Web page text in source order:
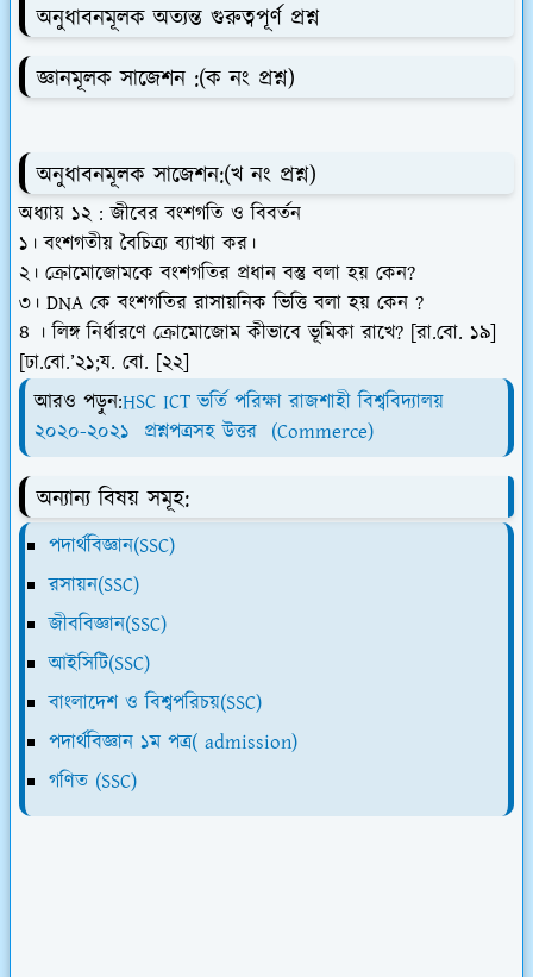
অনুধাবনমূলক অত্যন্ত গুরুত্বপূর্ণ প্রশ্ন
জ্ঞানমূলক সাজেশন :(ক নং প্রশ্ন)
অনুধাবনমূলক সাজেশন:(খ নং প্রশ্ন)
অধ্যায় ১২ : জীবের বংশগতি ও বিবর্তন
১। বংশগতীয় বৈচিত্র্য ব্যাখ্যা কর।
২। ক্রোমোজোমকে বংশগতির প্রধান বস্তু বলা হয় কেন?
৩। DNA কে বংশগতির রাসায়নিক ভিত্তি বলা হয় কেন ?
৪ । লিঙ্গ নির্ধারণে ক্রোমোজোম কীভাবে ভূমিকা রাখে? [রা.বো. ১৯]
[ঢা.বো.’২১;য. বো. [২২]
আরও পড়ুন:HSC ICT ভর্তি পরিক্ষা রাজশাহী বিশ্ববিদ্যালয়
২০২০-২০২১ প্রশ্নপত্রসহ উত্তর (Commerce)
অন্যান্য বিষয় সমূহ:
পদার্থবিজ্ঞান(SSC)
রসায়ন(SSC)
জীববিজ্ঞান(SSC)
আইসিটি(SSC)
বাংলাদেশ ও বিশ্বপরিচয়(SSC)
পদার্থবিজ্ঞান ১ম পত্র( admission)
গণিত (SSC)